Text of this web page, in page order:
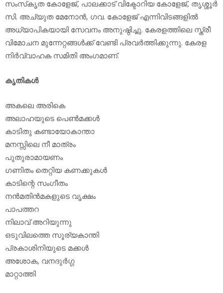
സംസ്‌കൃത കോളേജ്, പാലക്കാട് വിക്ടോറിയ കോളേജ്, തൃശ്ശൂര്‍
സി. അച്യുത മേനോന്‍, ഗവ. കോളേജ് എന്നിവിടങ്ങളില്‍
അധ്യാപികയായി സേവനം അനുഷ്ഠിച്ചു. കേരളത്തിലെ സ്ത്രീ
വിമോചന മുന്നേറ്റങ്ങള്‍ക്ക് വേണ്ടി പ്രവര്‍ത്തിക്കുന്നു. കേരള
നിര്‍വ്വാഹക സമിതി അംഗമാണ്.
കൃതികള്‍
അകലെ അരികെ
അലാഹയുടെ പെണ്‍മക്കള്‍
കാടിതു കണ്ടായോകാന്താ
മനസ്സിലെ നീ മാത്രം
പുതുരാമായണം
ഗണിതം തെറ്റിയ കണക്കുകള്‍
കാടിന്റെ സംഗീതം
നന്‍മതിന്‍മകളുടെ വൃക്ഷം
പാപത്തറ
നിലാവ് അറിയുന്നു
ഒടുവിലത്തെ സൂര്യകാന്തി
പ്രകാശിനിയുടെ മക്കള്‍
അശോക, വനദുര്‍ഗ്ഗ
മാറ്റാത്തി